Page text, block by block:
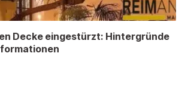
Decke eingestürzt: Hintergründe